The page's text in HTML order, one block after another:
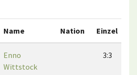
Name Nation Einzel
Enno
Wittstock
3:3